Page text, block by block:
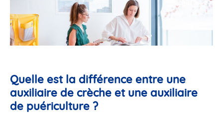
Quelle est la différence entre une
auxiliaire de crèche et une auxiliaire
de puériculture ?